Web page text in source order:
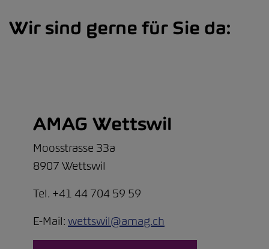
Wir sind gerne für Sie da:
AMAG Wettswil
Moosstrasse 33a
8907 Wettswil
Tel. +41 44 704 59 59
E-Mail: wettswil@amag.ch